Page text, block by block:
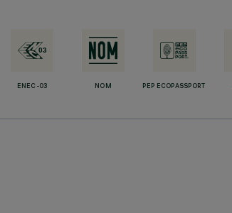
ENEC-03 NOM PEP ECOPASSPORT